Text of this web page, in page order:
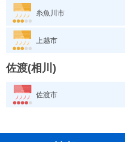
糸魚川市
上越市
佐渡(相川)
佐渡市